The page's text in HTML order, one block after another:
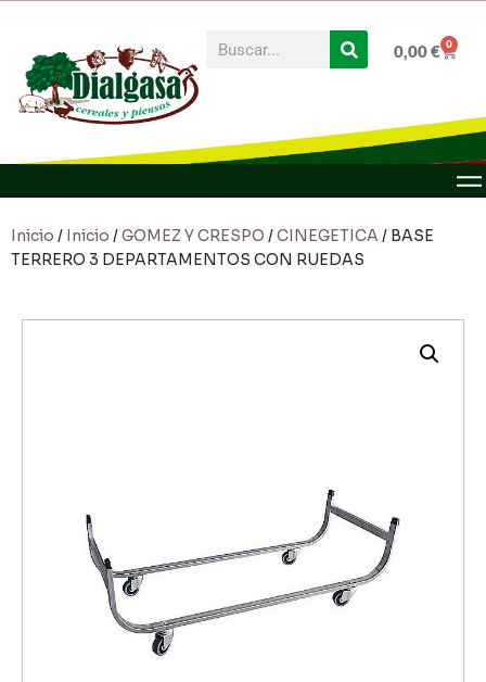
0,00€ 0
Inicio / Inicio /GOMEZ Y CRESPO /CINEGETICA / BASE
TERRERO 3 DEPARTAMENTOS CON RUEDAS